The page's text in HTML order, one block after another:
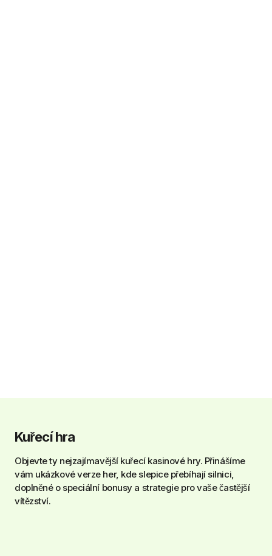
Kuřecí hra
Objevte ty nejzajímavější kuřecí kasinové hry. Přinášíme
vám ukázkové verze her, kde slepice přebíhají silnici,
doplněné o speciální bonusy a strategie pro vaše častější
vítězství.